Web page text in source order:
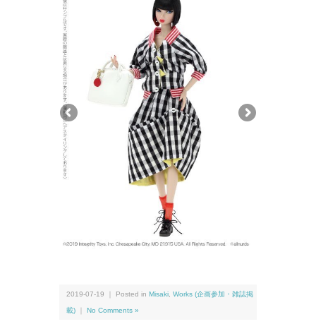
2019-07-19 ｜ Posted in Misaki Works (企画参加・雑誌掲
載) No Comments »